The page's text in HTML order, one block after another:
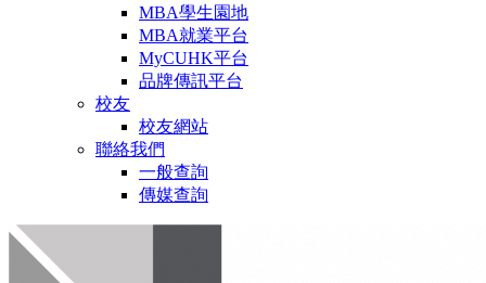
MBA學生園地
MBA就業平台
MyCUHK平台
品牌傳訊平台
校友
校友網站
聯絡我們
一般查詢
傳媒查詢